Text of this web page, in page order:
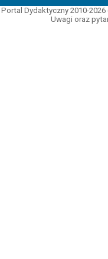
Portal Dydaktyczny 2010-
Uwagi oraz